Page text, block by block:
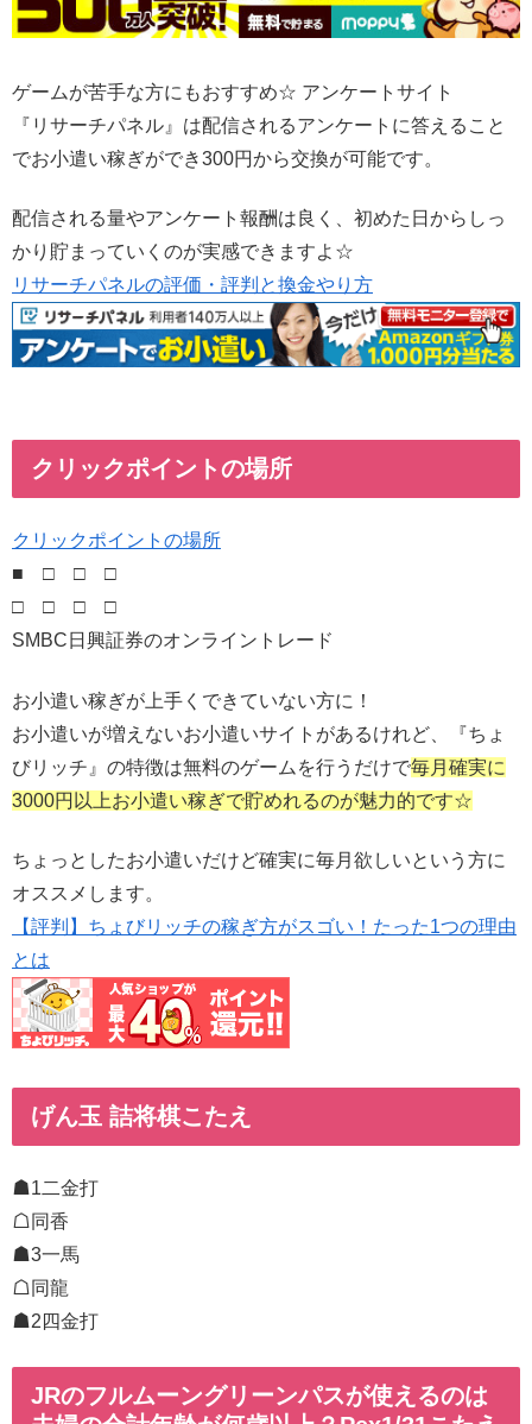
ゲームが苦手な方にもおすすめ☆ アンケートサイト
『リサーチパネル』は配信されるアンケートに答えること
でお小遣い稼ぎができ300円から交換が可能です。
配信される量やアンケート報酬は良く、初めた日からしっ
かり貯まっていくのが実感できますよ☆
リサーチパネルの評価・評判と換金やり方
クリックポイントの場所
クリックポイントの場所
■ □ □ □
□ □ □ □
SMBC日興証券のオンライントレード
お小遣い稼ぎが上手くできていない方に！
お小遣いが増えないお小遣いサイトがあるけれど、『ちょ
びリッチ』の特徴は無料のゲームを行うだけで毎月確実に
3000円以上お小遣い稼ぎで貯めれるのが魅力的です☆
ちょっとしたお小遣いだけど確実に毎月欲しいという方に
オススメします。
【評判】ちょびリッチの稼ぎ方がスゴい！たった1つの理由
とは
げん玉 詰将棋こたえ
☗1二金打
☖同香
☗3一馬
☖同龍
☗2四金打
JRのフルムーングリーンパスが使えるのは